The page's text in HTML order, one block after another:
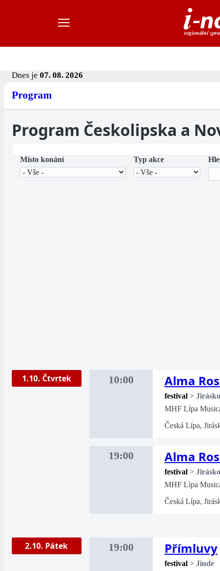
Dnes je 07. 08. 2026
Program
Program Českolipska a
Místo konání Typ akce
1.10. Čtvrtek 10:00 Alma
festival >
MHF Lípa
Česká Lípa,
19:00 Alma
festival >
MHF Lípa
Česká Lípa,
2.10. Pátek 19:00 Přímluvy
festival > Jinde